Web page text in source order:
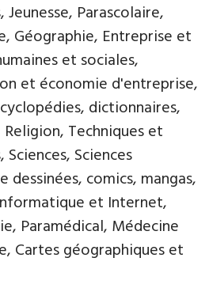
Parascolaire,
Géographie, Entreprise et
et sociales,
et économie d'entreprise,
dictionnaires,
Techniques et
Sciences
dessinées, comics, mangas,
et Internet,
Paramédical, Médecine
Cartes géographiques et